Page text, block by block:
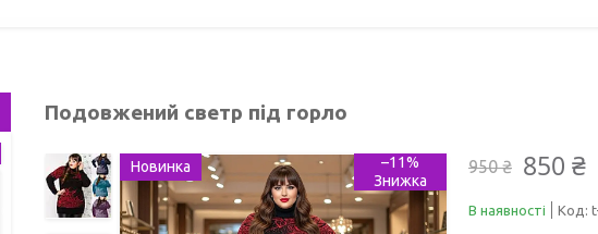
Подовжений светр під горло
Новинка –11% 950 ₴ 850 ₴
В наявності Код: